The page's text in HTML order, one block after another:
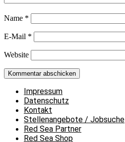
Name *
E-Mail *
Website
Impressum
Datenschutz
Kontakt
Stellenangebote / Jobsuche
Red Sea Partner
Red Sea Shop